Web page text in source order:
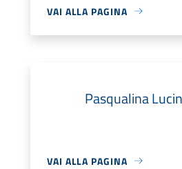
VAI ALLA PAGINA
Pasqualina
VAI ALLA PAGINA